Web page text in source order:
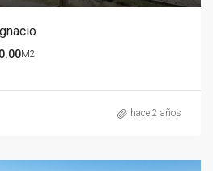
0.00M2
hace 2 años